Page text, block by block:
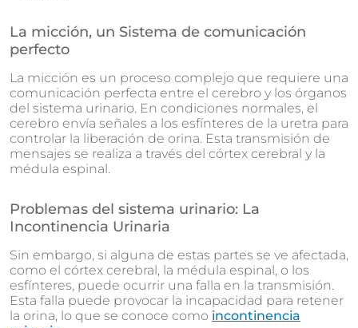
La micción, un Sistema de comunicación
perfecto
La micción es un proceso complejo que requiere una
comunicación perfecta entre el cerebro y los órganos
del sistema urinario. En condiciones normales, el
cerebro envía señales a los esfínteres de la uretra para
controlar la liberación de orina. Esta transmisión de
mensajes se realiza a través del córtex cerebral y la
médula espinal.
Problemas del sistema urinario: La
Incontinencia Urinaria
Sin embargo, si alguna de estas partes se ve afectada,
como el córtex cerebral, la médula espinal, o los
esfínteres, puede ocurrir una falla en la transmisión.
Esta falla puede provocar la incapacidad para retener
la orina, lo que se conoce como incontinencia